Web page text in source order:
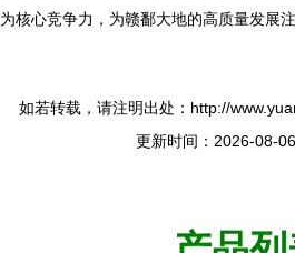
为核心竞争力，为赣鄱大地的高质量发展注
如若转载，请注明出处：http://
更新时间：2026-08-